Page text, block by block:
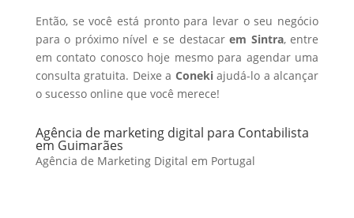
Então, se você está pronto para levar o seu negócio
para o próximo nível e se destacarem Sintra, entre
em contato conosco hoje mesmo para agendar uma
consulta gratuita. Deixe a Conekiajudá-lo a alcançar
o sucesso online que você merece!
Agência de marketing digital para Contabilista
em Guimarães
Agência de Marketing Digital em Portugal